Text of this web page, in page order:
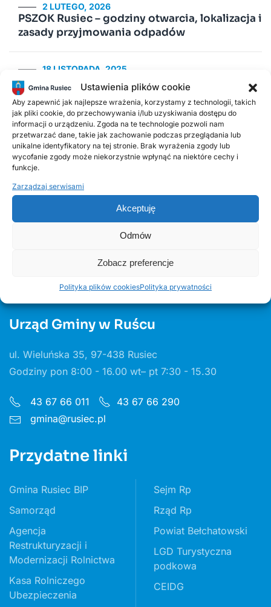
Ustawienia plików cookie
Aby zapewnić jak najlepsze wrażenia, korzystamy z technologii, takich
jak pliki cookie, do przechowywania i/lub uzyskiwania dostępu do
informacji o urządzeniu. Zgoda na te technologie pozwoli nam
przetwarzać dane, takie jak zachowanie podczas przeglądania lub
unikalne identyfikatory na tej stronie. Brak wyrażenia zgody lub
wycofanie zgody może niekorzystnie wpłynąć na niektóre cechy i
funkcje.
Zarządzaj serwisami
Akceptuję
Odmów
Zobacz preferencje
Polityka plików cookiesPolityka prywatności
2 LUTEGO, 2026
PSZOK Rusiec – godziny otwarcia, lokalizacja i
zasady przyjmowania odpadów
18 LISTOPADA, 2025
Harmonogram odbioru odpadów
komunalnych w 2026 roku
14 LIPCA, 2020
Kurenda
Odnawialne źródła energii w Gminie Rusiec –
edycja 2, Fundusze Europejskie
Urząd Gminy w Ruścu
ul. Wieluńska 35, 97-438 Rusiec
Godziny pon 8:00 - 16.00 wt– pt 7:30 - 15.30
43 67 66 011
43 67 66 290
gmina@rusiec.pl
Przydatne linki
Gmina Rusiec BIP
Samorząd
Agencja
Restrukturyzacji i
Modernizacji Rolnictwa
Kasa Rolniczego
Ubezpieczenia
Sejm Rp
Rząd Rp
Powiat Bełchatowski
LGD Turystyczna
podkowa
CEIDG